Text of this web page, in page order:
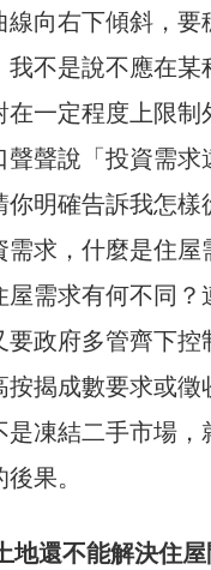
線向右下傾斜，要
我不是說不應在某
在一定程度上限制
聲聲說「投資需求
你明確告訴我怎樣
需求，什麼是住屋
屋需求有何不同？
要政府多管齊下控
按揭成數要求或徵
是凍結二手市場，
果。
地還不能解決住屋